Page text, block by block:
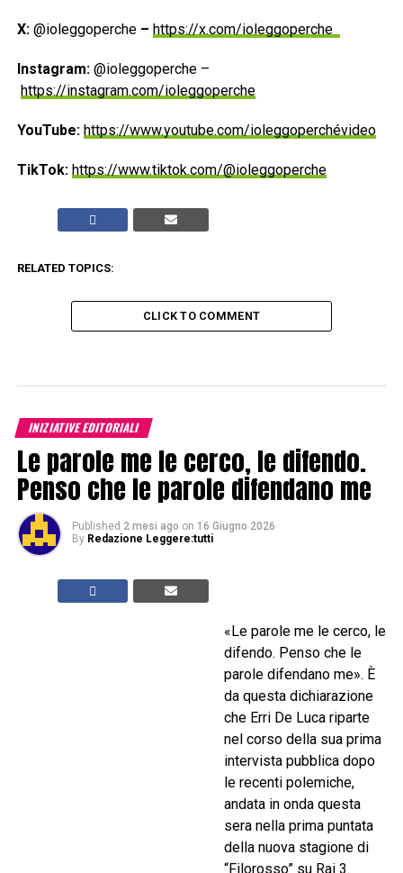
X: @ioleggoperche– https://x.com/ioleggoperche
Instagram: @ioleggoperche –
https://instagram.com/ioleggoperche
YouTube: https://www.youtube.com/ioleggoperchévideo
TikTok: https://www.tiktok.com/@ioleggoperche
RELATED TOPICS:
CLICK TO COMMENT
INIZIATIVE EDITORIALI
Le parole me le cerco, le difendo.
Penso che le parole difendano me
Published 2 mesi ago on 16 Giugno 2026
By Redazione Leggere:tutti
«Le parole me le cerco, le
difendo. Penso che le
parole difendano me». È
da questa dichiarazione
che Erri De Luca riparte
nel corso della sua prima
intervista pubblica dopo
le recenti polemiche,
andata in onda questa
sera nella prima puntata
della nuova stagione di
“Filorosso” su Rai 3.